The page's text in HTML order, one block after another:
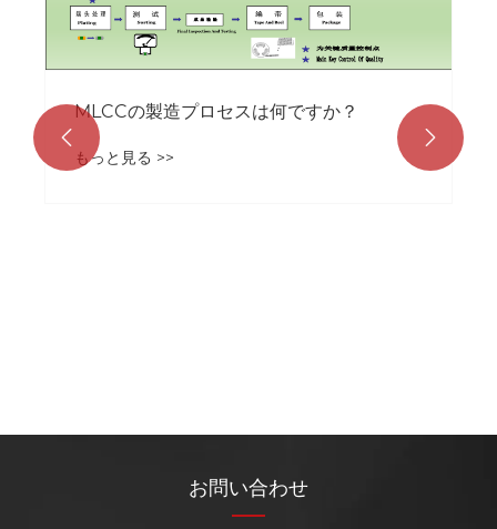
MLCCの製造プロセスは何ですか？
もっと見る >>
 
お問い合わせ